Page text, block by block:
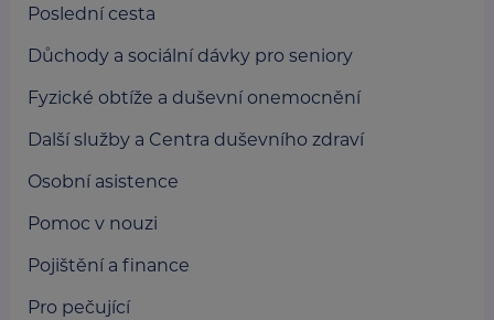
Poslední cesta
Důchody a sociální dávky pro seniory
Fyzické obtíže a duševní onemocnění
Další služby a Centra duševního zdraví
Osobní asistence
Pomoc v nouzi
Pojištění a finance
Pro pečující